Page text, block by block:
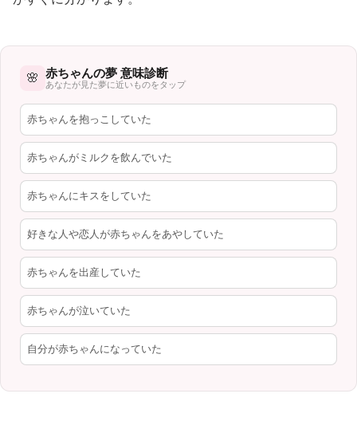
🌸 赤ちゃんの夢 意味診断
あなたが見た夢に近いものをタップ
赤ちゃんを抱っこしていた
赤ちゃんがミルクを飲んでいた
赤ちゃんにキスをしていた
好きな人や恋人が赤ちゃんをあやしていた
赤ちゃんを出産していた
赤ちゃんが泣いていた
自分が赤ちゃんになっていた